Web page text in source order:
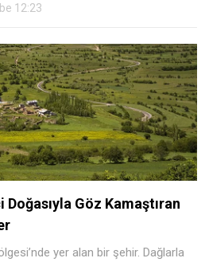
12:23
Doğasıyla Göz Kamaştıran
yer alan bir şehir. Dağlarla